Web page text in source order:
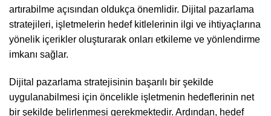
artırabilme açısından oldukça önemlidir. Dijital pazarlama
stratejileri, işletmelerin hedef kitlelerinin ilgi ve ihtiyaçlarına
yönelik içerikler oluşturarak onları etkileme ve yönlendirme
imkanı sağlar.
Dijital pazarlama stratejisinin başarılı bir şekilde
uygulanabilmesi için öncelikle işletmenin hedeflerinin net
bir şekilde belirlenmesi gerekmektedir. Ardından, hedef